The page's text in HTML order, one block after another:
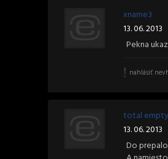
xname3
13. 06. 2013
Pekna
nahlásiť
total empty
13. 06. 2013
Do